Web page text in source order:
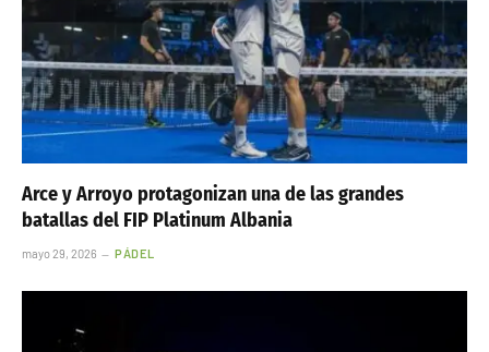
Arce y Arroyo protagonizan una de las grandes
batallas del FIP Platinum Albania
mayo 29, 2026 PÁDEL